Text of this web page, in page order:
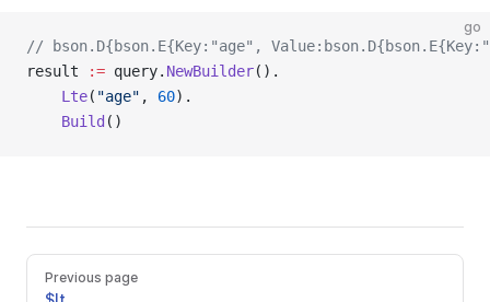
go
// bson.D{bson.E{Key:"age",
result
:= query. NewBuilder().
    Lte
( "age" , 60).
    Build
()
Previous page